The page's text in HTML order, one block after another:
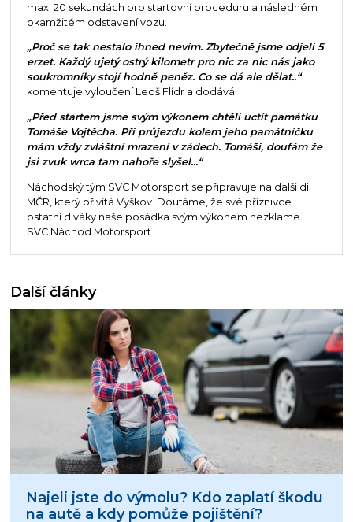
max. 20 sekundách pro startovní proceduru a následném
okamžitém odstavení vozu.
„Proč se tak nestalo ihned nevím. Zbytečně jsme odjeli 5
erzet. Každý ujetý ostrý kilometr pro nic za nic nás jako
soukromníky stojí hodně peněz. Co se dá ale dělat..“
komentuje vyloučení Leoš Flídr a dodává:
„Před startem jsme svým výkonem chtěli uctít památku
Tomáše Vojtěcha. Při průjezdu kolem jeho památníčku
mám vždy zvláštní mrazení v zádech. Tomáši, doufám že
jsi zvuk wrca tam nahoře slyšel...“
Náchodský tým SVC Motorsport se připravuje na další díl
MČR, který přivítá Vyškov. Doufáme, že své příznivce i
ostatní diváky naše posádka svým výkonem nezklame.
SVC Náchod Motorsport
Další články
Najeli jste do výmolu? Kdo zaplatí škodu
na autě a kdy pomůže pojištění?